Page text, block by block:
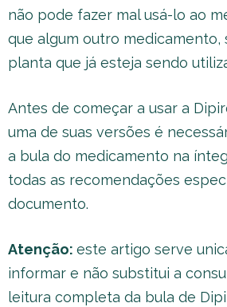
não pode fazer mal usá-lo ao
que algum outro medicamento,
planta que já esteja sendo
Antes de começar a usar a
uma de suas versões é
a bula do medicamento na
todas as recomendações
documento.
Atenção: este artigo serve
informar e não substitui a
leitura completa da bula de